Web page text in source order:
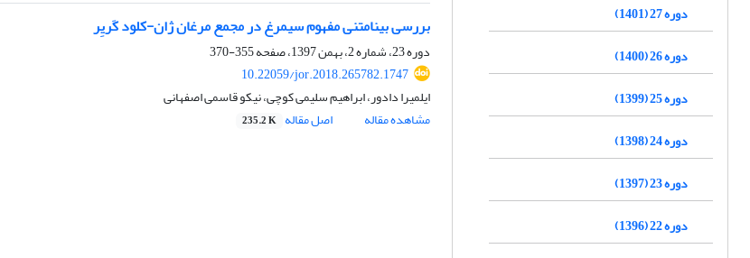
بررسی بینامتنی مفهوم سیمرغ در مجمع مرغان ژان-کلود کَریِر
دوره 23، شماره 2، بهمن 1397، صفحه
355-370
10.22059/jor.2018.265782.1747
ایلمیرا دادور، ابراهیم سلیمی کوچی، نیکو قاسمی اصفهانی
مشاهده مقاله
اصل مقاله 235.2 K
دوره 27 (1401)
دوره 26 (1400)
دوره 25 (1399)
دوره 24 (1398)
دوره 23 (1397)
دوره 22 (1396)